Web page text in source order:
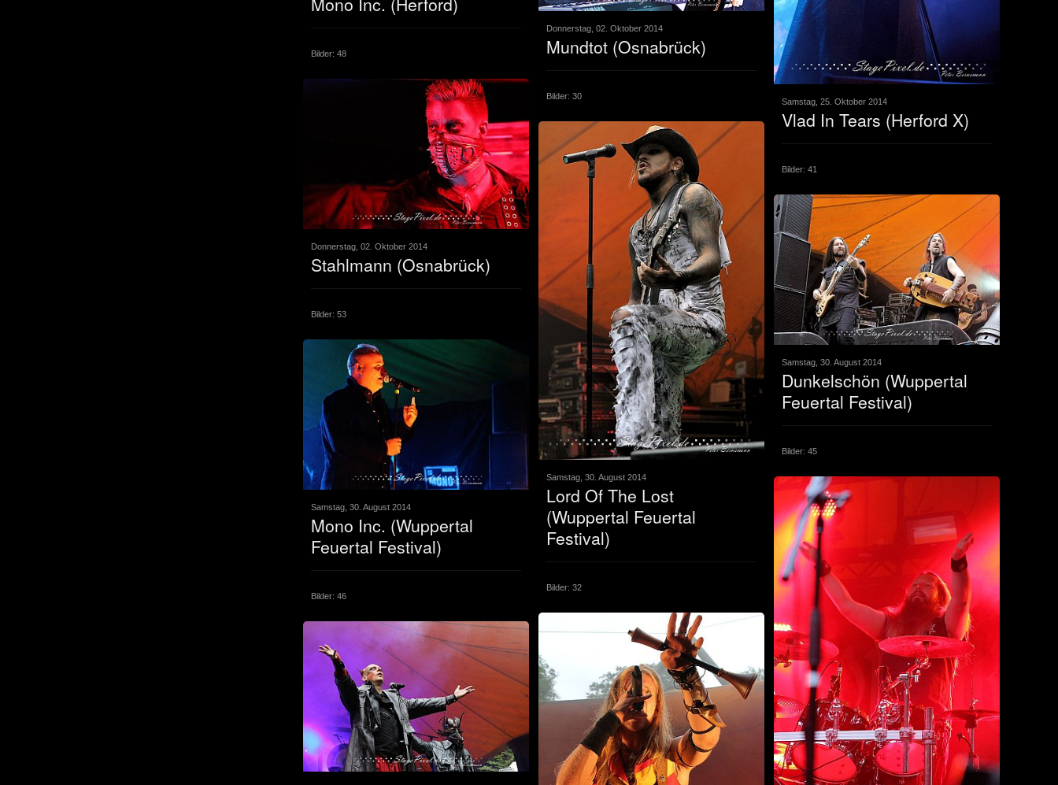
Bilder: 48
Samstag, 25. Oktober 2014
Vlad In Tears (Herford X)
Bilder: 41
Donnerstag, 02. Oktober 2014
Mundtot (Osnabrück)
Bilder: 30
Donnerstag, 02. Oktober 2014
Stahlmann (Osnabrück)
Bilder: 53
Samstag, 30. August 2014
Lord Of The Lost
(Wuppertal Feuertal
Festival)
Bilder: 32
Samstag, 30. August 2014
Dunkelschön (Wuppertal
Feuertal Festival)
Bilder: 45
Samstag, 30. August 2014
Mono Inc. (Wuppertal
Feuertal Festival)
Bilder: 46